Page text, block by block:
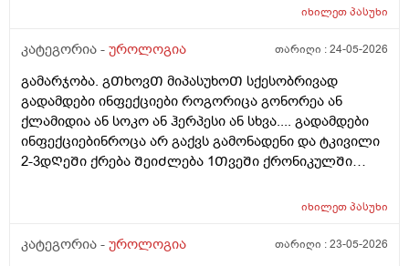
იხილეთპასუხი
კატეგორია - უროლოგია თარიღი :24-05-2026
გამარჯობა. გᲗხოვᲗ მიპასუხოᲗ სქესობრივად
გადამდები ინფექციები როგორიცა გონორეა ან
ქლამიდია ან სოკო ან ჰერპესი ან სხვა.... გადამდები
ინფექციებინროცა არ გაქვს გამონადენი და ტკივილი
2-3დᲦეᲨი ქრება ᲨეიᲫლება 1ᲗვეᲨი ქრონიკულᲨი
იხილეთპასუხი
კატეგორია - უროლოგია თარიღი :23-05-2026